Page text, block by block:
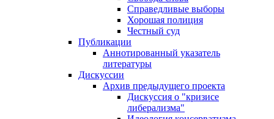
Справедливые выборы
Хорошая полиция
Честный суд
Публикации
Аннотированный указатель
литературы
Дискуссии
Архив предыдущего проекта
Дискуссия о "кризисе
либерализма"